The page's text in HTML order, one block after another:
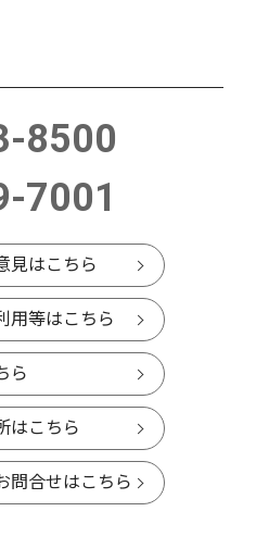
8500
7001
見はこちら
用等はこちら
ら
はこちら
問合せはこちら